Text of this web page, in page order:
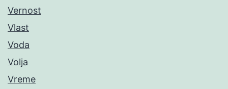
Vernost
Vlast
Voda
Volja
Vreme